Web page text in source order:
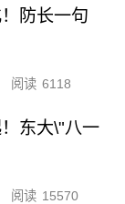
防长一句
阅读 6118
东大\"八一
阅读 15570